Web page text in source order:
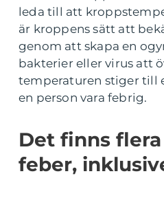
leda till att
är kroppens sätt att
genom att skapa en
bakterier eller virus att
temperaturen stiger till
en person vara febrig.
Det finns
feber,